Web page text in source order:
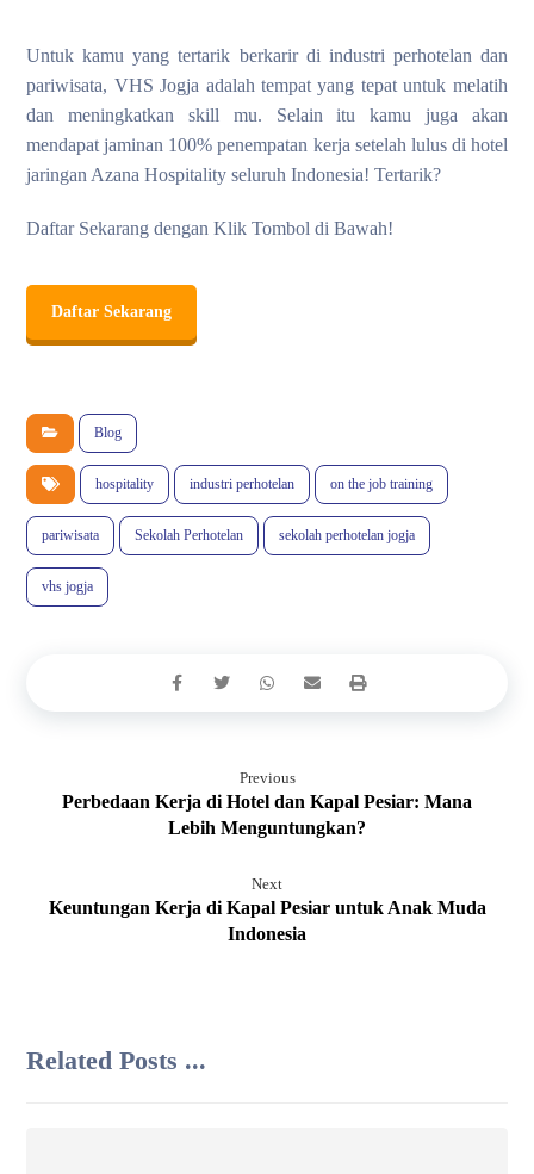
Untuk kamu yang tertarik berkarir di industri perhotelan dan
pariwisata, VHS Jogja adalah tempat yang tepat untuk melatih
dan meningkatkan skill mu. Selain itu kamu juga akan
mendapat jaminan 100% penempatan kerja setelah lulus di hotel
jaringan Azana Hospitality seluruh Indonesia! Tertarik?
Daftar Sekarang dengan Klik Tombol di Bawah!
Daftar Sekarang
Blog
hospitality industri perhotelan on the job training
pariwisata Sekolah Perhotelan sekolah perhotelan jogja
vhs jogja
Previous
Perbedaan Kerja di Hotel dan Kapal Pesiar: Mana
Lebih Menguntungkan?
Next
Keuntungan Kerja di Kapal Pesiar untuk Anak Muda
Indonesia
Related Posts ...